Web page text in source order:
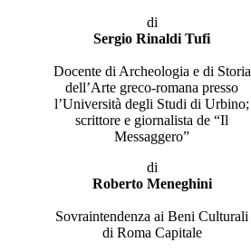
di
Sergio Rinaldi Tufi
Docente di Archeologia e di Storia
dell’Arte greco-romana presso
l’Università degli Studi di Urbino;
scrittore e giornalista de “Il
Messaggero”
di
Roberto Meneghini
Sovraintendenza ai Beni Culturali
di Roma Capitale